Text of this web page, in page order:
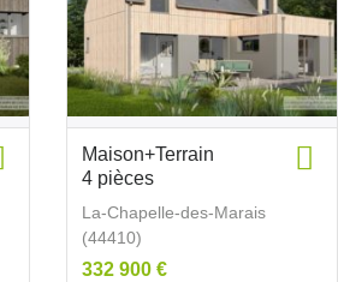
Maison+Terrain
4 pièces
La-Chapelle-des-Marais
(44410)
332 900 €